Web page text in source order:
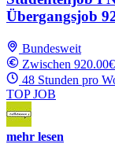
Übergangsjob
Bundesweit
Zwischen
48 Stunden pro
TOP JOB
mehr lesen